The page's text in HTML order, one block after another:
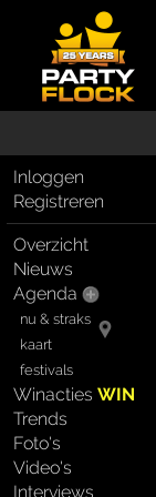
Inloggen
Registreren
Overzicht
Nieuws
Agenda
nu & straks
kaart
festivals
WinactiesWIN
Trends
Foto's
Video's
Interviews